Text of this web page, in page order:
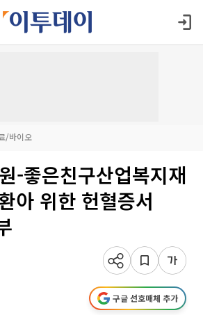
/바이오
-좋은친구산업복지재
아 위한 헌혈증서
구글 선호매체 추가